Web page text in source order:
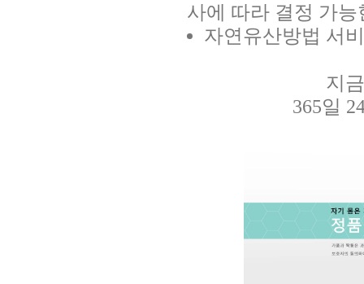
사에 따라 결정 가
자연유산방법 서
지
365일